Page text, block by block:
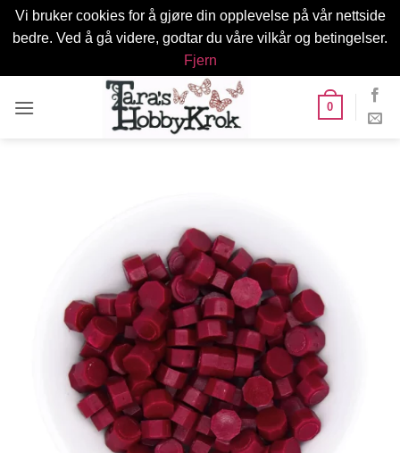
Vi bruker cookies for å gjøre din opplevelse på vår nettside
bedre. Ved å gå videre, godtar du våre vilkår og betingelser.
Fjern
0